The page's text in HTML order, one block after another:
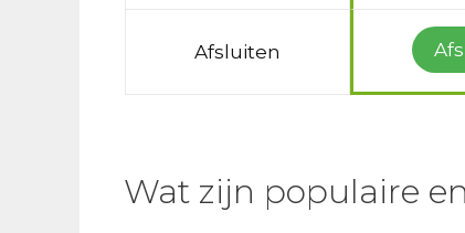
Afsluiten
Wat zijn populaire